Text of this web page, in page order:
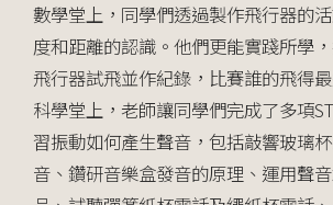
數學堂上，同學們透過製作飛行器的
度和距離的認識。他們更能實踐所學
飛行器試飛並作紀錄，比賽誰的飛得最
科學堂上，老師讓同學們完成了多項
習振動如何產生聲音，包括敲響玻璃
音、鑽研音樂盒發音的原理、運用聲